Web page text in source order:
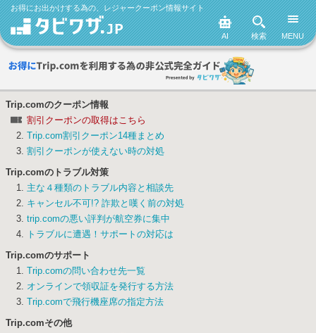
お得にお出かけする為の、レジャークーポン情報サイト
AI 検索 MENU
Trip.comのクーポン情報
割引クーポンの取得はこちら
Trip.com割引クーポン14種まとめ
割引クーポンが使えない時の対処
Trip.comのトラブル対策
主な４種類のトラブル内容と相談先
キャンセル不可!? 詐欺と嘆く前の対処
trip.comの悪い評判が航空券に集中
トラブルに遭遇！サポートの対応は
Trip.comのサポート
Trip.comの問い合わせ先一覧
オンラインで領収証を発行する方法
Trip.comで飛行機座席の指定方法
Trip.comその他